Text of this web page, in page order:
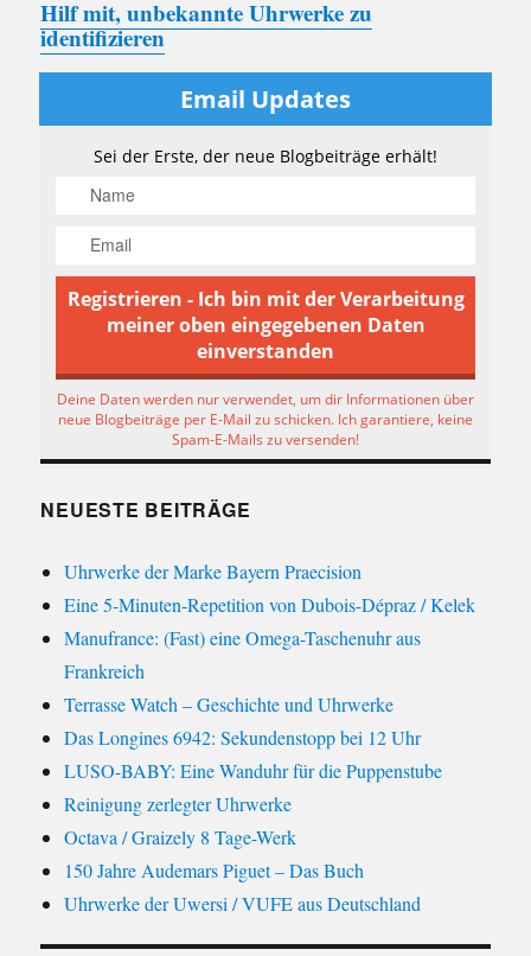
Hilf mit, unbekannte Uhrwerke zu
identifizieren
Email Updates
Sei der Erste, der neue Blogbeiträge erhält!
Deine Daten werden nur verwendet, um dir Informationen über
neue Blogbeiträge per E-Mail zu schicken. Ich garantiere, keine
Spam-E-Mails zu versenden!
NEUESTE BEITRÄGE
Uhrwerke der Marke Bayern Praecision
Eine 5-Minuten-Repetition von Dubois-Dépraz / Kelek
Manufrance: (Fast) eine Omega-Taschenuhr aus
Frankreich
Terrasse Watch – Geschichte und Uhrwerke
Das Longines 6942: Sekundenstopp bei 12 Uhr
LUSO-BABY: Eine Wanduhr für die Puppenstube
Reinigung zerlegter Uhrwerke
Octava / Graizely 8 Tage-Werk
150 Jahre Audemars Piguet – Das Buch
Uhrwerke der Uwersi / VUFE aus Deutschland